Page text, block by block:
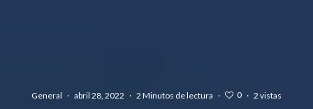
General · abril 28, 2022 · 2 Minutos de lectura · 0 · 2 vistas